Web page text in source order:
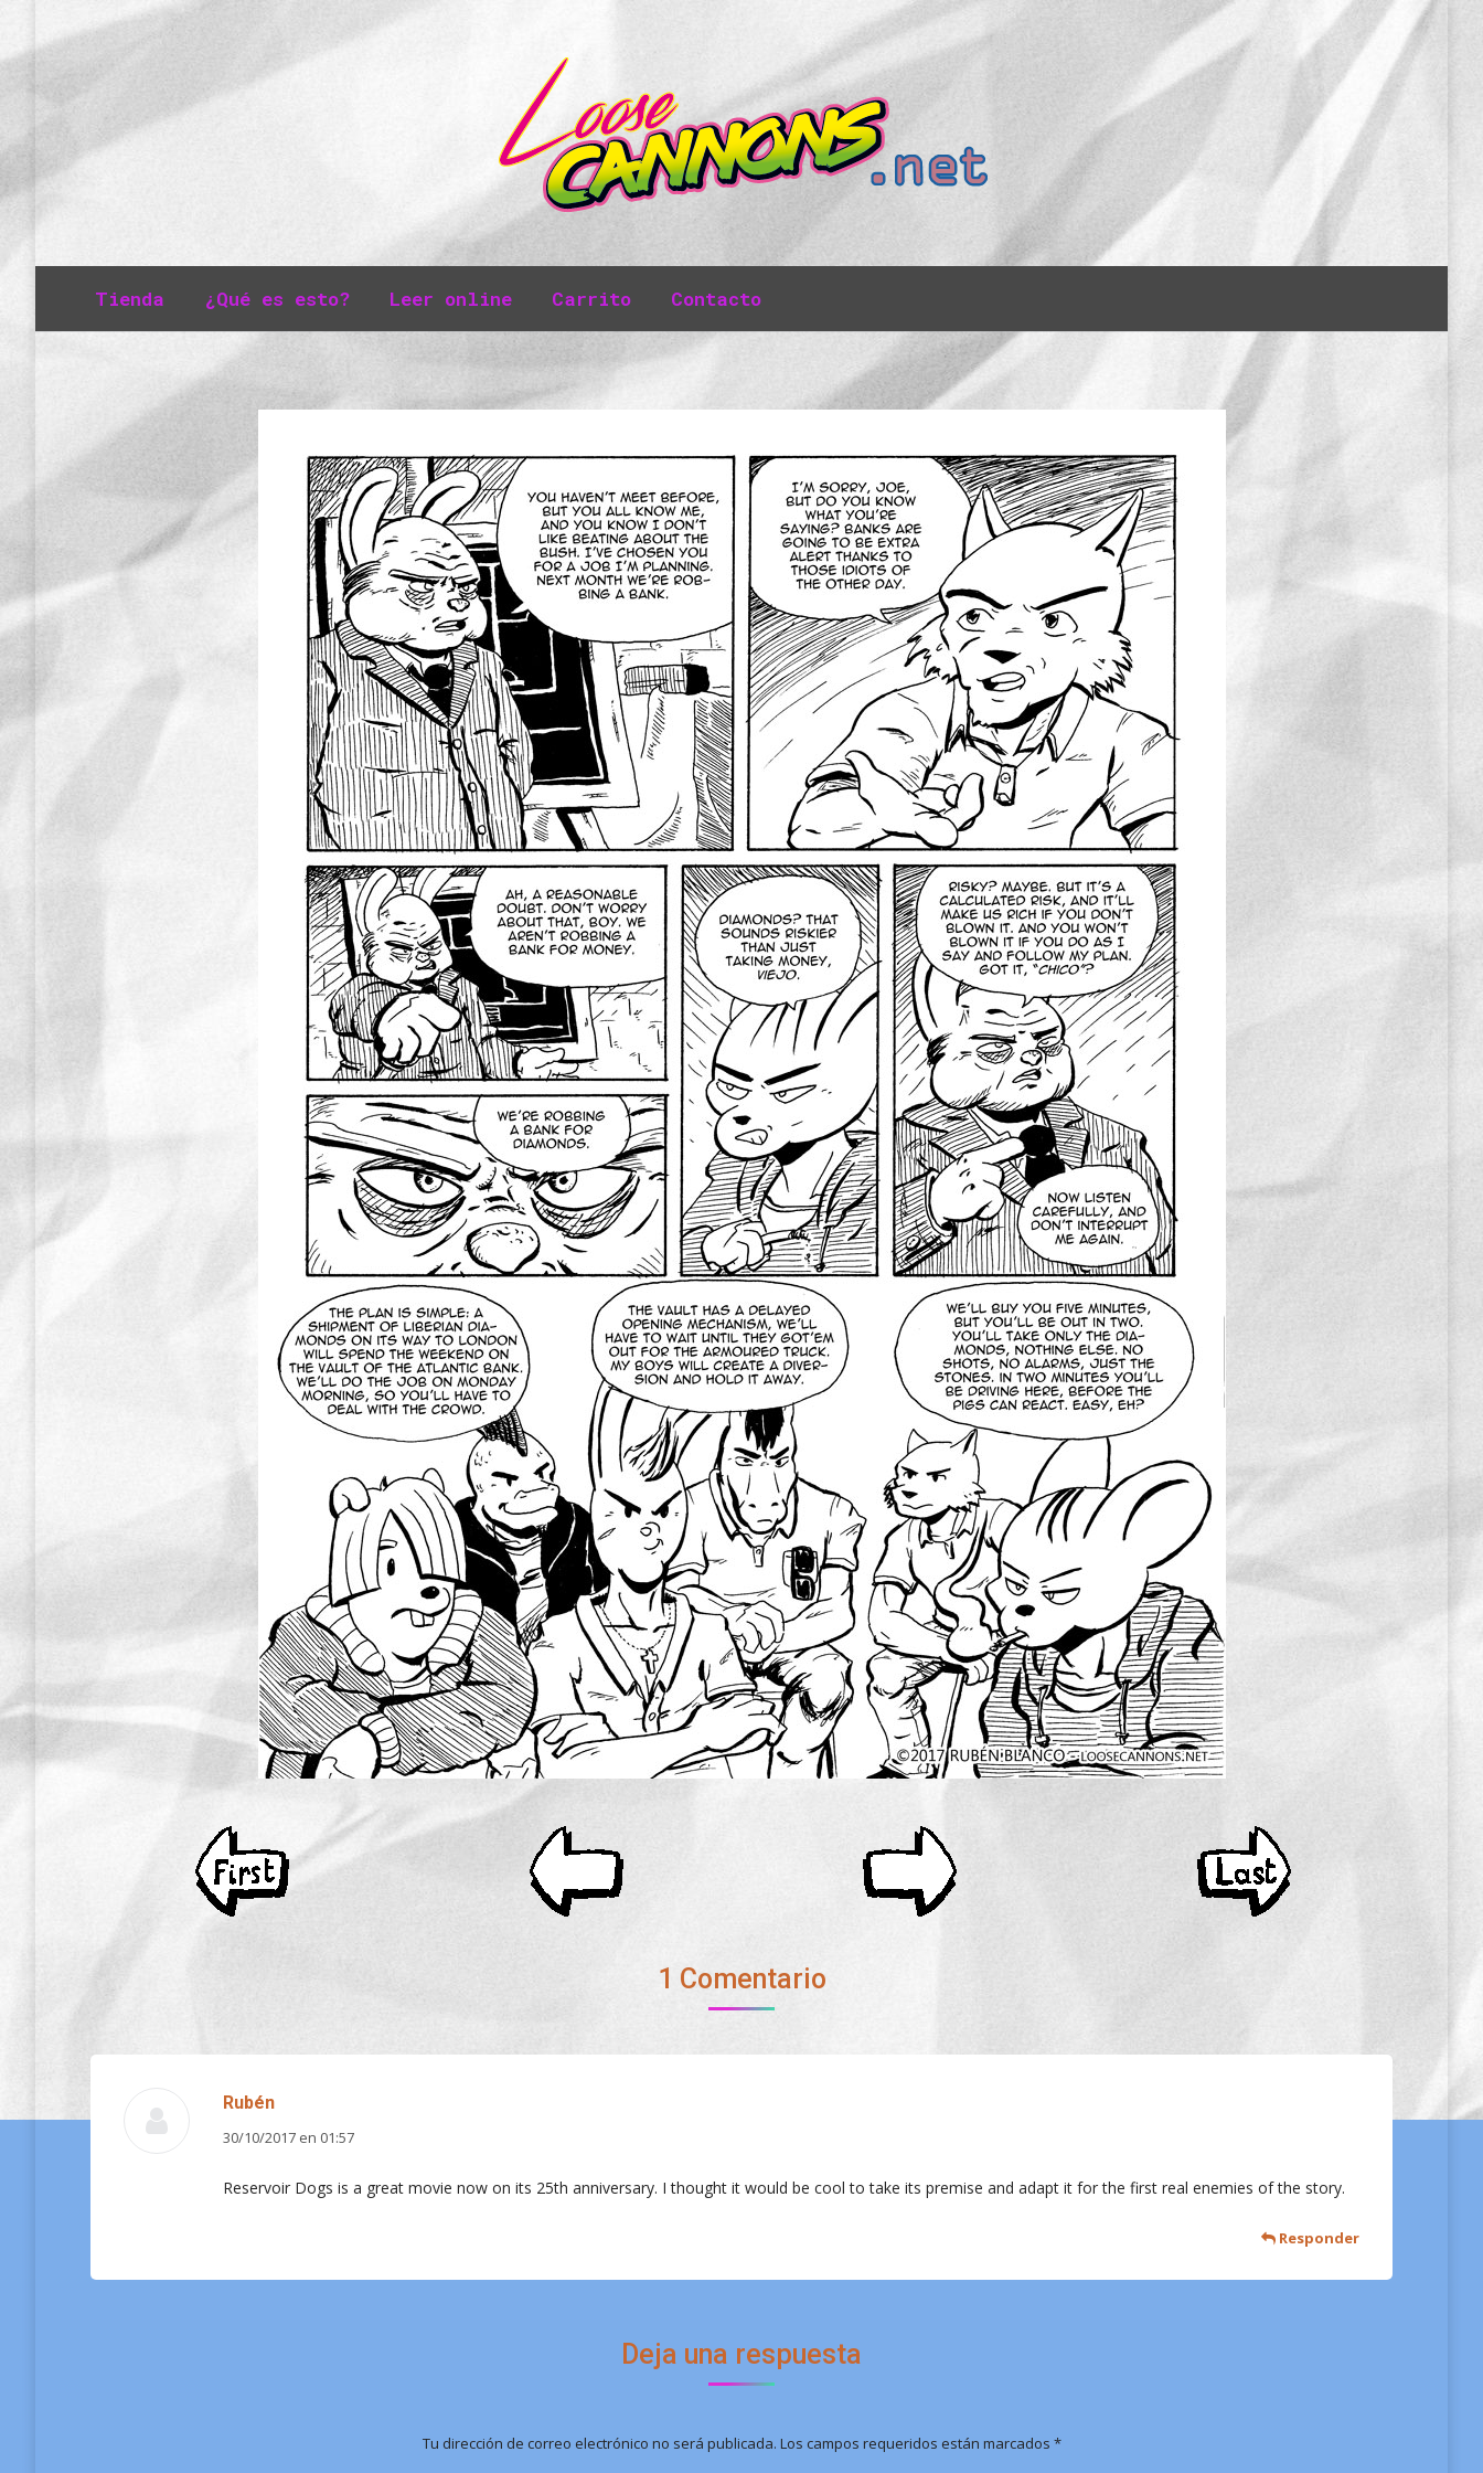
Tienda ¿Qué es esto? Leer online Carrito Contacto
1 Comentario
Rubén
dice:
30/10/2017 en 01:57
Reservoir Dogs is a great movie now on its 25th anniversary. I thought it would be cool to take its premise and adapt it for the first real enemies of the story.
Responder
Deja una respuesta
Tu dirección de correo electrónico no será publicada. Los campos requeridos están marcados *